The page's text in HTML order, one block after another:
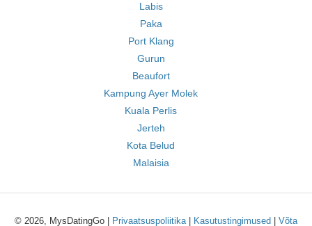
Labis
Paka
Port Klang
Gurun
Beaufort
Kampung Ayer Molek
Kuala Perlis
Jerteh
Kota Belud
Malaisia
© 2026, MysDatingGo | Privaatsuspoliitika| Kasutustingimused Võta